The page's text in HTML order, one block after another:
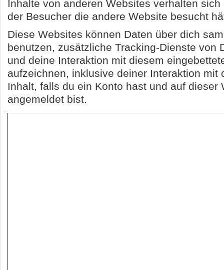
Inhalte von anderen Websites verhalten
der Besucher die andere Website besucht
Diese Websites können Daten über dich
benutzen, zusätzliche Tracking-Dienste von
und deine Interaktion mit diesem
aufzeichnen, inklusive deiner Interaktion mit
Inhalt, falls du ein Konto hast und auf dieser
angemeldet bist.